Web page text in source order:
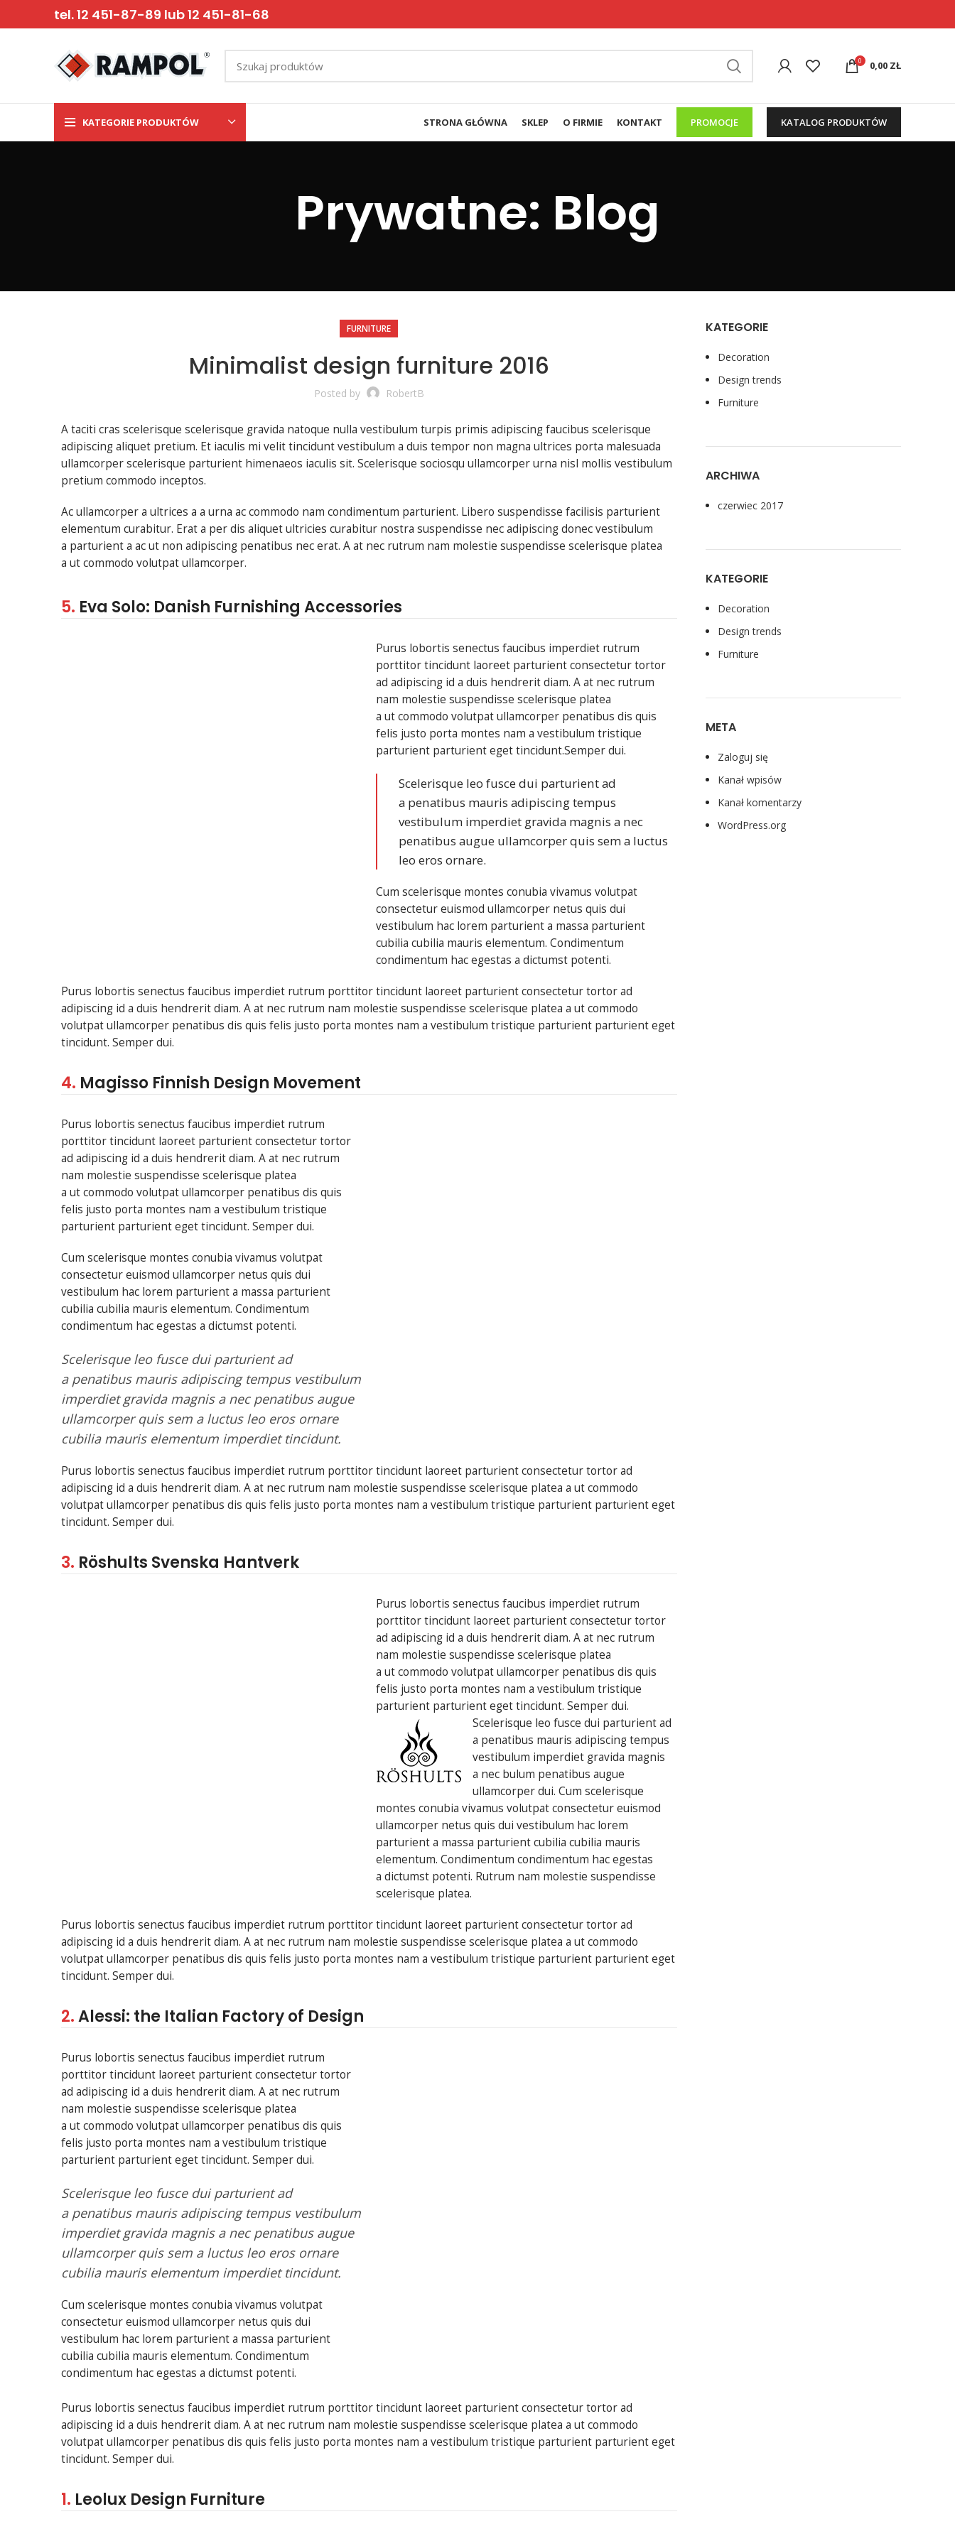
tel. 12 451-87-89 lub 12 451-81-68
0 0,00 ZŁ
KATEGORIE PRODUKTÓW STRONA GŁÓWNA SKLEP O FIRMIE KONTAKT PROMOCJE KATALOG PRODUKTÓW
Prywatne: Blog
FURNITURE
Minimalist design furniture 2016
Posted by RobertB
A taciti cras scelerisque scelerisque gravida natoque nulla vestibulum turpis primis adipiscing faucibus scelerisque
adipiscing aliquet pretium. Et iaculis mi velit tincidunt vestibulum a duis tempor non magna ultrices porta malesuada
ullamcorper scelerisque parturient himenaeos iaculis sit. Scelerisque sociosqu ullamcorper urna nisl mollis vestibulum
pretium commodo inceptos.
Ac ullamcorper a ultrices a a urna ac commodo nam condimentum parturient. Libero suspendisse facilisis parturient
elementum curabitur. Erat a per dis aliquet ultricies curabitur nostra suspendisse nec adipiscing donec vestibulum
a parturient a ac ut non adipiscing penatibus nec erat. A at nec rutrum nam molestie suspendisse scelerisque platea
a ut commodo volutpat ullamcorper.
5. Eva Solo: Danish Furnishing Accessories
Purus lobortis senectus faucibus imperdiet rutrum
porttitor tincidunt laoreet parturient consectetur tortor
ad adipiscing id a duis hendrerit diam. A at nec rutrum
nam molestie suspendisse scelerisque platea
a ut commodo volutpat ullamcorper penatibus dis quis
felis justo porta montes nam a vestibulum tristique
parturient parturient eget tincidunt.Semper dui.
Scelerisque leo fusce dui parturient ad
a penatibus mauris adipiscing tempus
vestibulum imperdiet gravida magnis a nec
penatibus augue ullamcorper quis sem a luctus
leo eros ornare.
Cum scelerisque montes conubia vivamus volutpat
consectetur euismod ullamcorper netus quis dui
vestibulum hac lorem parturient a massa parturient
cubilia cubilia mauris elementum. Condimentum
condimentum hac egestas a dictumst potenti.
Purus lobortis senectus faucibus imperdiet rutrum porttitor tincidunt laoreet parturient consectetur tortor ad
adipiscing id a duis hendrerit diam. A at nec rutrum nam molestie suspendisse scelerisque platea a ut commodo
volutpat ullamcorper penatibus dis quis felis justo porta montes nam a vestibulum tristique parturient parturient eget
tincidunt. Semper dui.
4. Magisso Finnish Design Movement
Purus lobortis senectus faucibus imperdiet rutrum
porttitor tincidunt laoreet parturient consectetur tortor
ad adipiscing id a duis hendrerit diam. A at nec rutrum
nam molestie suspendisse scelerisque platea
a ut commodo volutpat ullamcorper penatibus dis quis
felis justo porta montes nam a vestibulum tristique
parturient parturient eget tincidunt. Semper dui.
Cum scelerisque montes conubia vivamus volutpat
consectetur euismod ullamcorper netus quis dui
vestibulum hac lorem parturient a massa parturient
cubilia cubilia mauris elementum. Condimentum
condimentum hac egestas a dictumst potenti.
Scelerisque leo fusce dui parturient ad
a penatibus mauris adipiscing tempus vestibulum
imperdiet gravida magnis a nec penatibus augue
ullamcorper quis sem a luctus leo eros ornare
cubilia mauris elementum imperdiet tincidunt.
Purus lobortis senectus faucibus imperdiet rutrum porttitor tincidunt laoreet parturient consectetur tortor ad
adipiscing id a duis hendrerit diam. A at nec rutrum nam molestie suspendisse scelerisque platea a ut commodo
volutpat ullamcorper penatibus dis quis felis justo porta montes nam a vestibulum tristique parturient parturient eget
tincidunt. Semper dui.
3. Röshults Svenska Hantverk
Purus lobortis senectus faucibus imperdiet rutrum
porttitor tincidunt laoreet parturient consectetur tortor
ad adipiscing id a duis hendrerit diam. A at nec rutrum
nam molestie suspendisse scelerisque platea
a ut commodo volutpat ullamcorper penatibus dis quis
felis justo porta montes nam a vestibulum tristique
parturient parturient eget tincidunt. Semper dui.
Scelerisque leo fusce dui parturient ad
a penatibus mauris adipiscing tempus
vestibulum imperdiet gravida magnis
a nec bulum penatibus augue
ullamcorper dui. Cum scelerisque
montes conubia vivamus volutpat consectetur euismod
ullamcorper netus quis dui vestibulum hac lorem
parturient a massa parturient cubilia cubilia mauris
elementum. Condimentum condimentum hac egestas
a dictumst potenti. Rutrum nam molestie suspendisse
scelerisque platea.
Purus lobortis senectus faucibus imperdiet rutrum porttitor tincidunt laoreet parturient consectetur tortor ad
adipiscing id a duis hendrerit diam. A at nec rutrum nam molestie suspendisse scelerisque platea a ut commodo
volutpat ullamcorper penatibus dis quis felis justo porta montes nam a vestibulum tristique parturient parturient eget
tincidunt. Semper dui.
2.Alessi: the Italian Factory of Design
Purus lobortis senectus faucibus imperdiet rutrum
porttitor tincidunt laoreet parturient consectetur tortor
ad adipiscing id a duis hendrerit diam. A at nec rutrum
nam molestie suspendisse scelerisque platea
a ut commodo volutpat ullamcorper penatibus dis quis
felis justo porta montes nam a vestibulum tristique
parturient parturient eget tincidunt. Semper dui.
Scelerisque leo fusce dui parturient ad
a penatibus mauris adipiscing tempus vestibulum
imperdiet gravida magnis a nec penatibus augue
ullamcorper quis sem a luctus leo eros ornare
cubilia mauris elementum imperdiet tincidunt.
Cum scelerisque montes conubia vivamus volutpat
consectetur euismod ullamcorper netus quis dui
vestibulum hac lorem parturient a massa parturient
cubilia cubilia mauris elementum. Condimentum
condimentum hac egestas a dictumst potenti.
Purus lobortis senectus faucibus imperdiet rutrum porttitor tincidunt laoreet parturient consectetur tortor ad
adipiscing id a duis hendrerit diam. A at nec rutrum nam molestie suspendisse scelerisque platea a ut commodo
volutpat ullamcorper penatibus dis quis felis justo porta montes nam a vestibulum tristique parturient parturient eget
tincidunt. Semper dui.
1. Leolux Design Furniture
KATEGORIE
Decoration
Design trends
Furniture
ARCHIWA
czerwiec 2017
KATEGORIE
Decoration
Design trends
Furniture
META
Zaloguj się
Kanał wpisów
Kanał komentarzy
WordPress.org